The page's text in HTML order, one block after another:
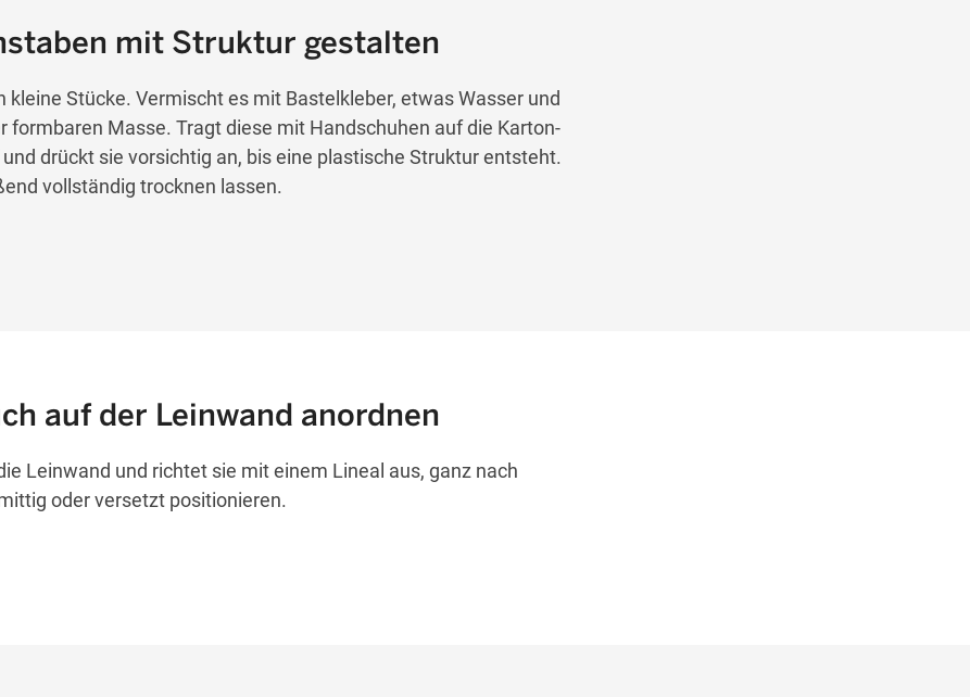
mit Struktur gestalten
kleine Stücke. Vermischt es mit Bastelkleber, etwas Wasser und
formbaren Masse. Tragt diese mit Handschuhen auf die Karton-
drückt sie vorsichtig an, bis eine plastische Struktur entsteht.
vollständig trocknen lassen.
auf der Leinwand anordnen
Leinwand und richtet sie mit einem Lineal aus, ganz nach
oder versetzt positionieren.